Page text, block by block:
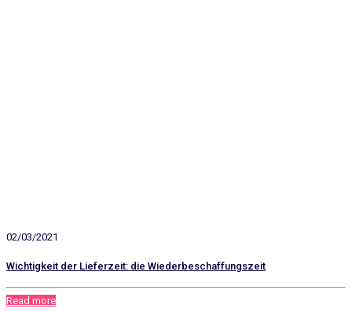
02/03/2021
Wichtigkeit der Lieferzeit: die Wiederbeschaffungszeit
Read more